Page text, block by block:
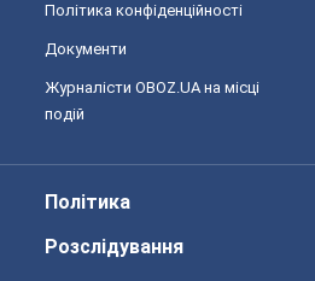
Політика конфіденційності
Документи
Журналісти OBOZ.UA на місці
подій
Політика
Розслідування